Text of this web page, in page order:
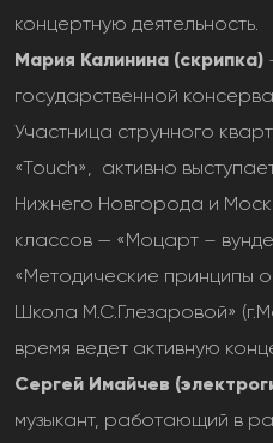
концертную деятельность.
Мария Калинина (скрипка)
государственной
Участница струнного
«Тоuch», активно
Нижнего Новгорода и
классов — «Моцарт –
«Методические принципы
Школа М.С.Глезаровой»
время ведет активную
Сергей Имайчев
музыкант, работающий в